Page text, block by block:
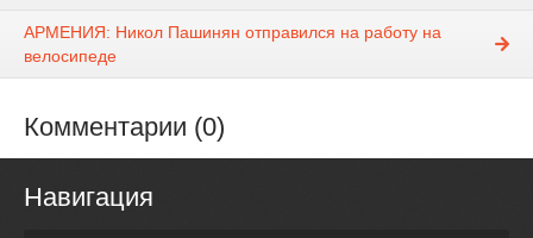
АРМЕНИЯ: Никол Пашинян отправился на работу на
велосипеде
Комментарии (0)
Навигация